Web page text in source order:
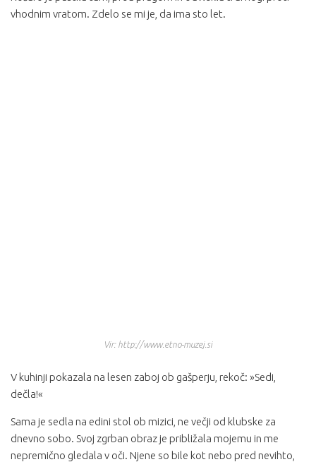
vhodnim vratom. Zdelo se mi je, da ima sto let.
Vir: http://www.etno-muzej.si
V kuhinji pokazala na lesen zaboj ob gašperju, rekoč: »Sedi,
dečla!«
Sama je sedla na edini stol ob mizici, ne večji od klubske za
dnevno sobo. Svoj zgrban obraz je približala mojemu in me
nepremično gledala v oči. Njene so bile kot nebo pred nevihto,